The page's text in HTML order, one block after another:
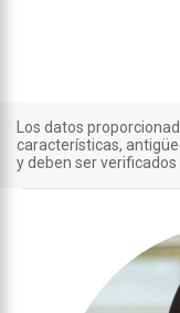
Los datos
características,
y deben ser